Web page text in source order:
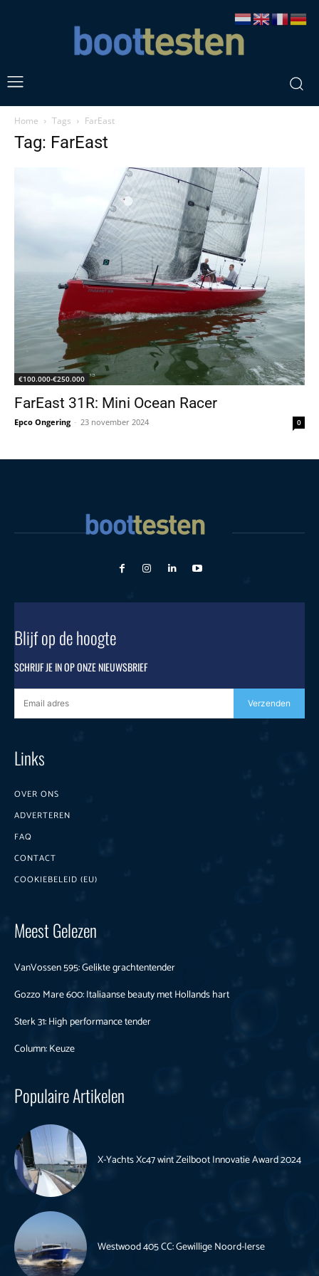
Home Tags FarEast
Tag: FarEast
€100.000-€250.000
FarEast 31R: Mini Ocean Racer
Epco Ongering - 23 november 2024 0
Blijf op de hoogte
SCHRIJF JE IN OP ONZE NIEUWSBRIEF
Verzenden
Links
OVER ONS
ADVERTEREN
FAQ
CONTACT
COOKIEBELEID (EU)
Meest Gelezen
VanVossen 595: Gelikte grachtentender
Gozzo Mare 600: Italiaanse beauty met Hollands hart
Sterk 31: High performance tender
Column: Keuze
Populaire Artikelen
X-Yachts Xc47 wint Zeilboot Innovatie Award 2024
Westwood 405 CC: Gewillige Noord-Ierse